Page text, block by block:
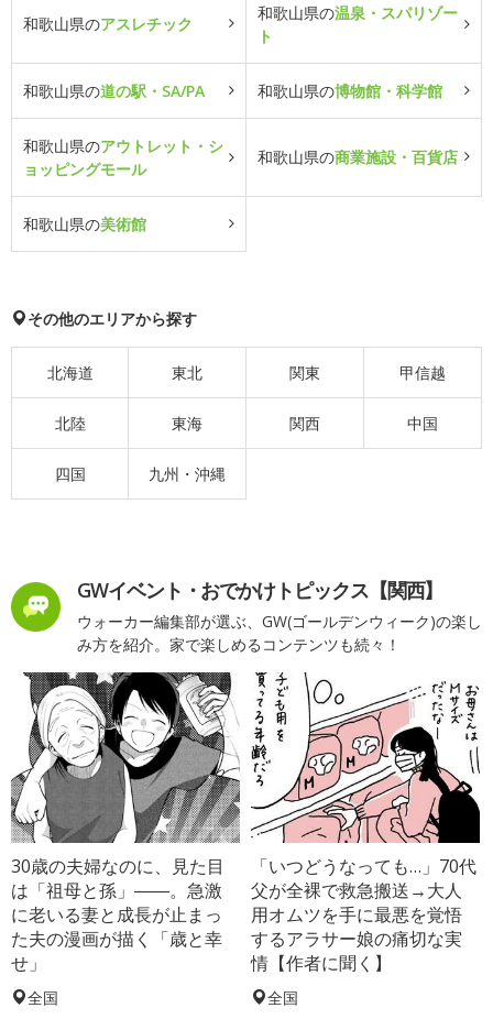
和歌山県のアスレチック
和歌山県の温泉・スパリゾー
ト
和歌山県の道の駅・SA/PA 和歌山県の博物館・科学館
和歌山県のアウトレット・シ
ョッピングモール
和歌山県の商業施設・百貨店
和歌山県の美術館
その他のエリアから探す
北海道 東北 関東 甲信越
北陸 東海 関西 中国
四国 九州・沖縄
GWイベント・おでかけトピックス【関西】
ウォーカー編集部が選ぶ、GW(ゴールデンウィーク)の楽し
み方を紹介。家で楽しめるコンテンツも続々！
30歳の夫婦なのに、見た目
は「祖母と孫」――。急激
に老いる妻と成長が止まっ
た夫の漫画が描く「歳と幸
せ」
全国
「いつどうなっても…」70代
父が全裸で救急搬送→大人
用オムツを手に最悪を覚悟
するアラサー娘の痛切な実
情【作者に聞く】
全国